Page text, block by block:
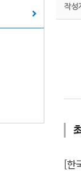
작성
[한